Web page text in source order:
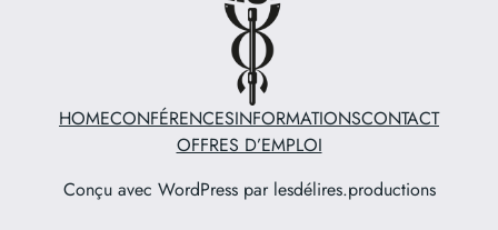
HOMECONFÉRENCESINFORMATIONSCONTACT
OFFRES D’EMPLOI
Conçu avec WordPress par lesdélires.productions